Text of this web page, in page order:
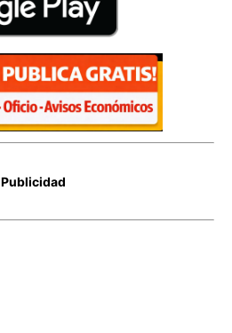
Publicidad